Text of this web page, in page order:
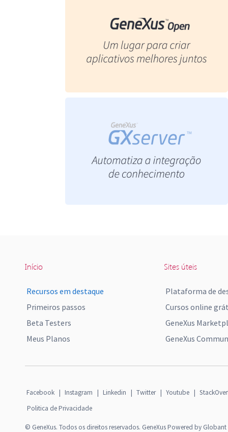
Início
Recursos em destaque
Primeiros passos
Beta Testers
Meus Planos
Sites úteis
Plataforma de
Cursos online
GeneXus
GeneXus
Facebook | Instagram | Linkedin | Twitter | Youtube |
Politica de Privacidade
© GeneXus. Todos os direitos reservados. GeneXus Powered by Globant